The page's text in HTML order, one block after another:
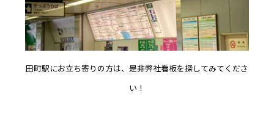
田町駅にお立ち寄りの方は、是非弊社看板を探してみてくださ
い！